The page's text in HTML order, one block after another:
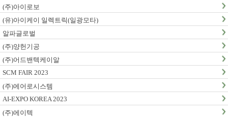
(주)아이로보
(유)아이케이 일렉트릭(일광모타)
알파글로벌
(주)양헌기공
(주)어드밴텍케이알
SCM FAIR 2023
(주)에어로시스템
AI-EXPO KOREA 2023
(주)에이텍